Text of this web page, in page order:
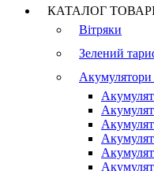
КАТАЛОГ
Вітряки
Зелений
Акумулятори